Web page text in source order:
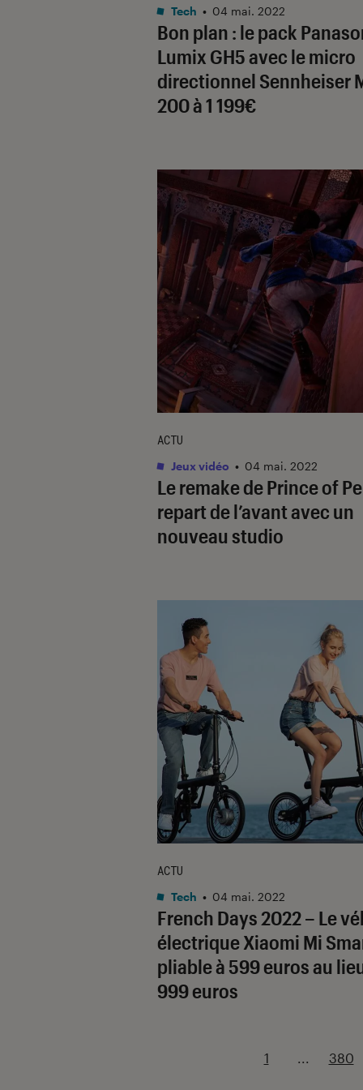
Bon plan : le pack
Lumix GH5 avec le micro
directionnel Sennheiser
200 à 1 199€
Tech • 04 mai. 2022
Le remake dePrince of
repart de l’avant avec un
nouveau studio
ACTU
Jeux vidéo • 04 mai. 2022
French Days 2022 – Le
électrique Xiaomi Mi
pliable à 599 euros au
999 euros
ACTU
Tech • 04 mai. 2022
1 ... 380